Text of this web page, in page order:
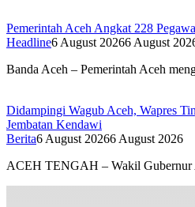
Pemerintah Aceh Angkat 228
Headline6 August 20266 August
Banda Aceh – Pemerintah Aceh
Didampingi Wagub Aceh, Wapres
Jembatan Kendawi
Berita6 August 20266 August 2026
ACEH TENGAH – Wakil